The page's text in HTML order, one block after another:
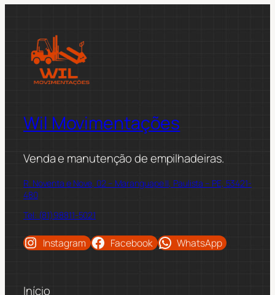
Wil Movimentações
Venda e manutenção de empilhadeiras.
R. Noventa e Nove, 02 – Maranguape II, Paulista – PE, 53421-
480
Tel: (81)98811-5021
Instagram Facebook WhatsApp
Início